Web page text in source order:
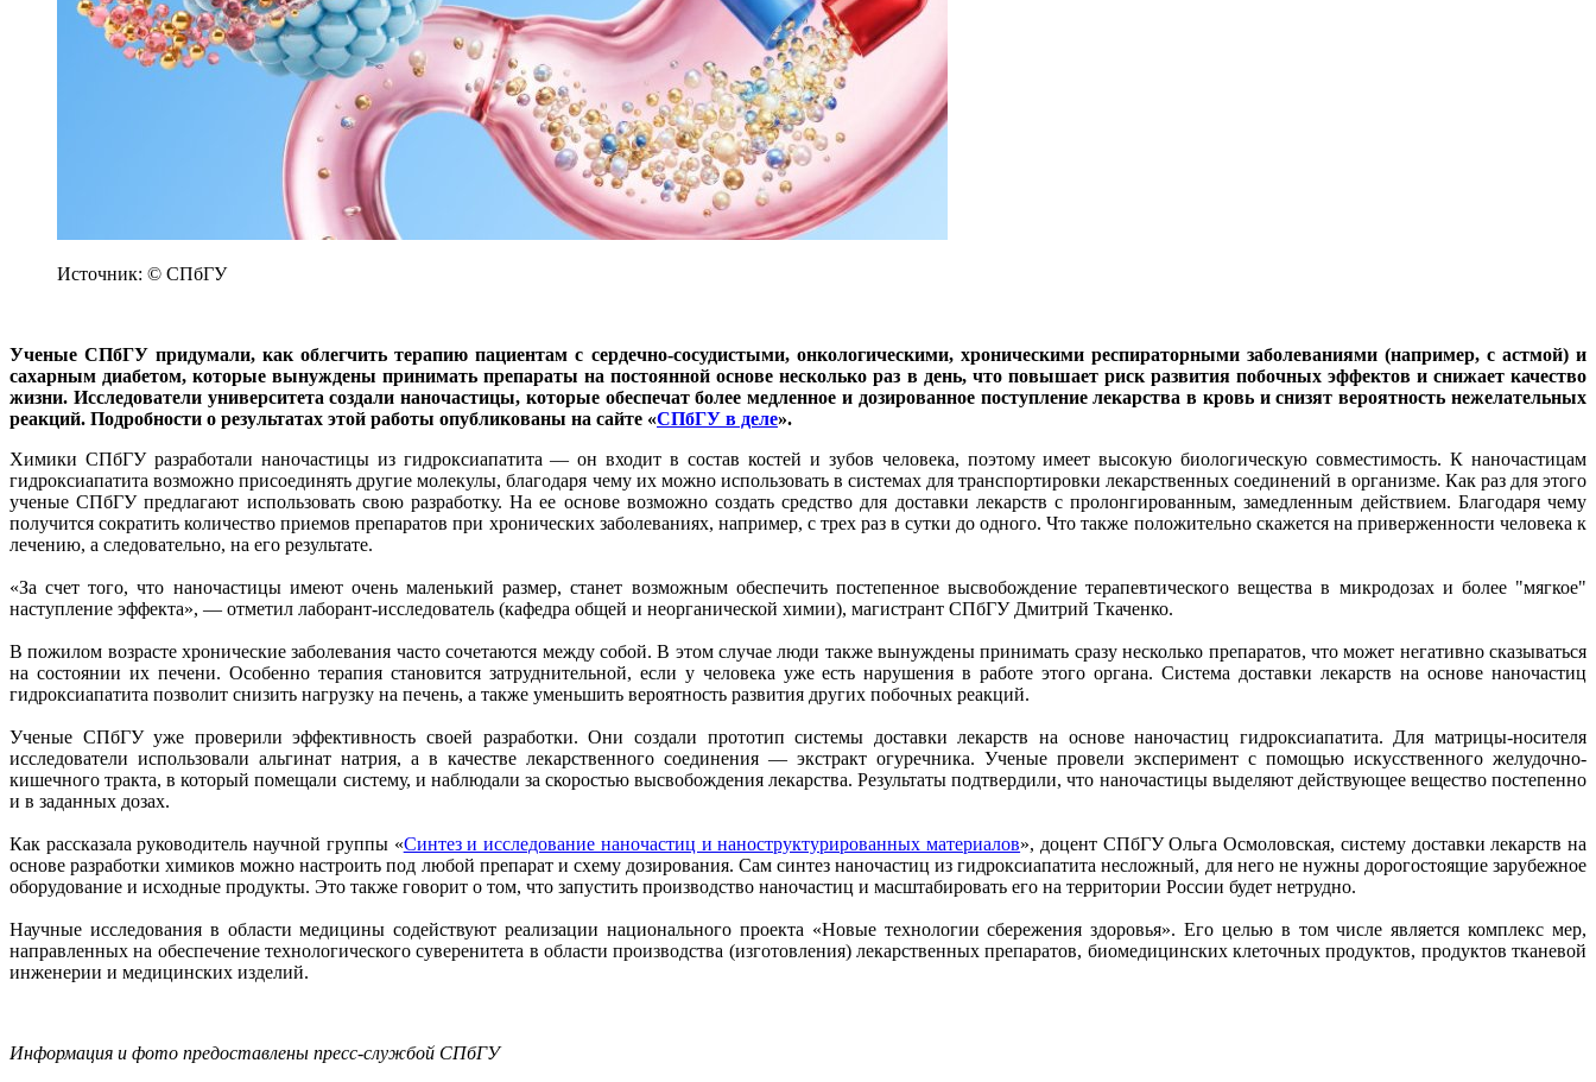
Источник: © СПбГУ
Ученые СПбГУ придумали, как облегчить терапию пациентам с сердечно-сосудистыми, онкологическими, хроническими респираторными заболеваниями (например, с астмой) и
сахарным диабетом, которые вынуждены принимать препараты на постоянной основе несколько раз в день, что повышает риск развития побочных эффектов и снижает качество
жизни. Исследователи университета создали наночастицы, которые обеспечат более медленное и дозированное поступление лекарства в кровь и снизят вероятность нежелательных
реакций. Подробности о результатах этой работы опубликованы на сайте «СПбГУ в деле».
Химики СПбГУ разработали наночастицы из гидроксиапатита — он входит в состав костей и зубов человека, поэтому имеет высокую биологическую совместимость. К наночастицам
гидроксиапатита возможно присоединять другие молекулы, благодаря чему их можно использовать в системах для транспортировки лекарственных соединений в организме. Как раз для этого
ученые СПбГУ предлагают использовать свою разработку. На ее основе возможно создать средство для доставки лекарств с пролонгированным, замедленным действием. Благодаря чему
получится сократить количество приемов препаратов при хронических заболеваниях, например, с трех раз в сутки до одного. Что также положительно скажется на приверженности человека к
лечению, а следовательно, на его результате.
«За счет того, что наночастицы имеют очень маленький размер, станет возможным обеспечить постепенное высвобождение терапевтического вещества в микродозах и более "мягкое"
наступление эффекта», — отметил лаборант-исследователь (кафедра общей и неорганической химии), магистрант СПбГУ Дмитрий Ткаченко.
В пожилом возрасте хронические заболевания часто сочетаются между собой. В этом случае люди также вынуждены принимать сразу несколько препаратов, что может негативно сказываться
на состоянии их печени. Особенно терапия становится затруднительной, если у человека уже есть нарушения в работе этого органа. Система доставки лекарств на основе наночастиц
гидроксиапатита позволит снизить нагрузку на печень, а также уменьшить вероятность развития других побочных реакций.
Ученые СПбГУ уже проверили эффективность своей разработки. Они создали прототип системы доставки лекарств на основе наночастиц гидроксиапатита. Для матрицы-носителя
исследователи использовали альгинат натрия, а в качестве лекарственного соединения — экстракт огуречника. Ученые провели эксперимент с помощью искусственного желудочно-
кишечного тракта, в который помещали систему, и наблюдали за скоростью высвобождения лекарства. Результаты подтвердили, что наночастицы выделяют действующее вещество постепенно
и в заданных дозах.
Как рассказала руководитель научной группы «Синтез и исследование наночастиц и наноструктурированных материалов», доцент СПбГУ Ольга Осмоловская, систему доставки лекарств на
основе разработки химиков можно настроить под любой препарат и схему дозирования. Сам синтез наночастиц из гидроксиапатита несложный, для него не нужны дорогостоящие зарубежное
оборудование и исходные продукты. Это также говорит о том, что запустить производство наночастиц и масштабировать его на территории России будет нетрудно.
Научные исследования в области медицины содействуют реализации национального проекта «Новые технологии сбережения здоровья». Его целью в том числе является комплекс мер,
направленных на обеспечение технологического суверенитета в области производства (изготовления) лекарственных препаратов, биомедицинских клеточных продуктов, продуктов тканевой
инженерии и медицинских изделий.
Информация и фото предоставлены пресс-службой СПбГУ